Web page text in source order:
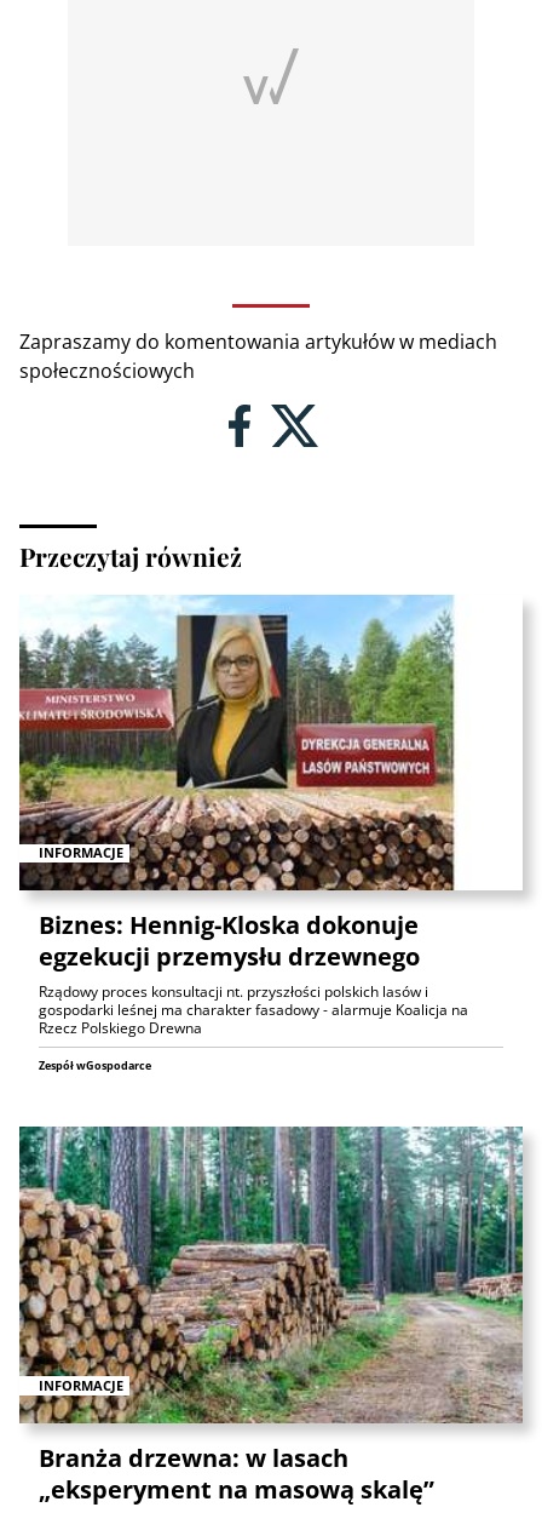
Zapraszamy do komentowania artykułów w mediach
społecznościowych
Przeczytaj również
INFORMACJE
Biznes: Hennig-Kloska dokonuje
egzekucji przemysłu drzewnego
Rządowy proces konsultacji nt. przyszłości polskich lasów i
gospodarki leśnej ma charakter fasadowy - alarmuje Koalicja na
Rzecz Polskiego Drewna
Zespół wGospodarce
INFORMACJE
Branża drzewna: w lasach
„eksperyment na masową skalę”